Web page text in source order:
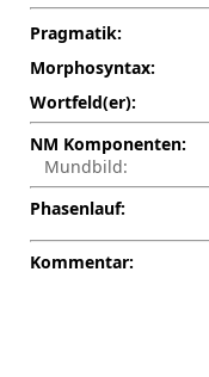
Pragmatik:
Morphosyntax:
Wortfeld(er):
NM Komponenten:
Mundbild:
Phasenlauf:
Kommentar: